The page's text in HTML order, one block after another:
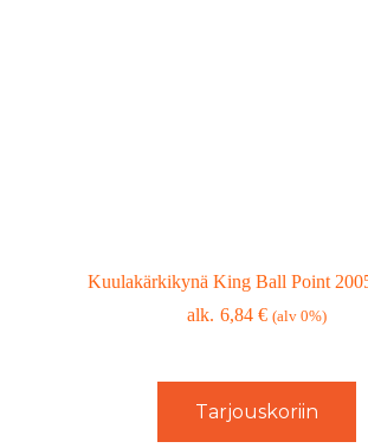
Kuulakärkikynä King Ball Point
6,84€ (alv 0%)
Tarjouskoriin